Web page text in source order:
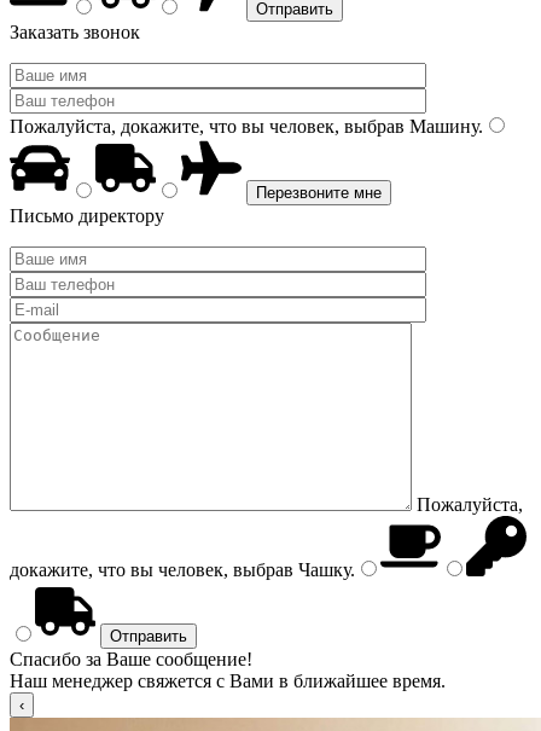
Заказать звонок
Пожалуйста, докажите, что вы человек, выбрав Машину.
Письмо директору
Пожалуйста,
докажите, что вы человек, выбрав Чашку.
Спасибо за Ваше сообщение!
Наш менеджер свяжется с Вами в ближайшее время.